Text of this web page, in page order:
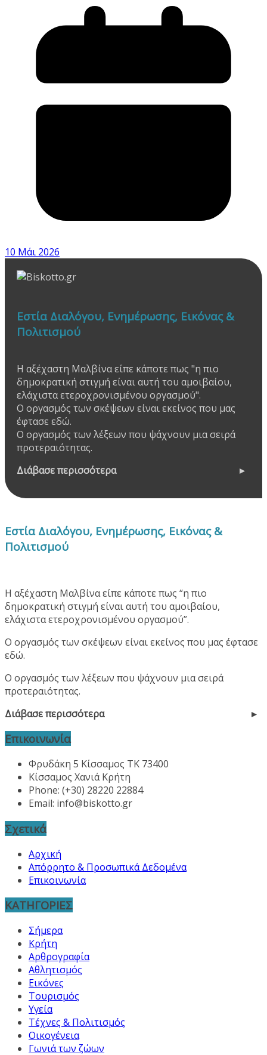
10 Μάι 2026
Εστία Διαλόγου, Ενημέρωσης, Εικόνας &
Πολιτισμού
Η αξέχαστη Μαλβίνα είπε κάποτε πως "η πιο
δημοκρατική στιγμή είναι αυτή του αμοιβαίου,
ελάχιστα ετεροχρονισμένου οργασμού".
Ο οργασμός των σκέψεων είναι εκείνος που μας
έφτασε εδώ.
Ο οργασμός των λέξεων που ψάχνουν μια σειρά
προτεραιότητας.
Διάβασε περισσότερα
Εστία Διαλόγου, Ενημέρωσης, Εικόνας &
Πολιτισμού
Η αξέχαστη Μαλβίνα είπε κάποτε πως “η πιο
δημοκρατική στιγμή είναι αυτή του αμοιβαίου,
ελάχιστα ετεροχρονισμένου οργασμού”.
Ο οργασμός των σκέψεων είναι εκείνος που μας έφτασε
εδώ.
Ο οργασμός των λέξεων που ψάχνουν μια σειρά
προτεραιότητας.
Διάβασε περισσότερα
Επικοινωνία
Φρυδάκη 5 Κίσσαμος ΤΚ 73400
Κίσσαμος Χανιά Κρήτη
Phone: (+30) 28220 22884
Email: info@biskotto.gr
Σχετικά
Αρχική
Απόρρητο & Προσωπικά Δεδομένα
Επικοινωνία
ΚΑΤΗΓΟΡΙΕΣ
Σήμερα
Κρήτη
Αρθρογραφία
Αθλητισμός
Εικόνες
Τουρισμός
Υγεία
Τέχνες & Πολιτισμός
Οικογένεια
Γωνιά των ζώων